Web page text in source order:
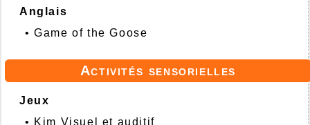
Anglais
•Game of the Goose
Activités sensorielles
Jeux
• Kim Visuel et auditif